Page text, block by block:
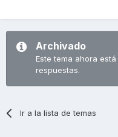
Archivado
Este tema ahora
respuestas.
Ir a la lista de temas